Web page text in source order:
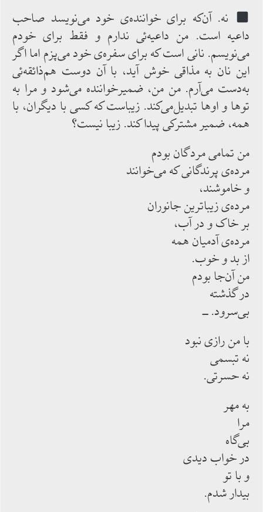
نه. آن‌که برای خواننده‌ی ‌خود می‌نویسد صاحب
داعیه ‌است. من داعیه‌ئی ندارم و فقط برای خودم
می‌نویسم. نانی است که‌ برای سفره‌ی ‌خود می‌پزم ‌اما اگر
این نان به ‌مذاقی ‌خوش ‌آید، با آن دوست هم‌ذائقه‌ئی
به‌دست‌ می‌آرم. من من، ضمیرخواننده می‌شود و مرا به
توها و اوها تبدیل‌می‌کند. زیباست که ‌کسی با دیگران، با
همه، ضمیر مشترکی پیدا کند. زیبا نیست؟
من تمامی مردگان بودم
مرده‌ی پرندگانی که می‌خوانند
و خاموشند،
مرده‌ی زیباترین جانوران
بر خاک و در آب،
مرده‌ی ‌آدمیان همه
از بد و خوب.
من آن‌جا بودم
در گذشته
بی‌سرود. ــ
با من رازی نبود
نه تبسمی
نه حسرتی.
به مهر
مرا
بی‌گاه
در خواب دیدی
و با تو
بیدار شدم.